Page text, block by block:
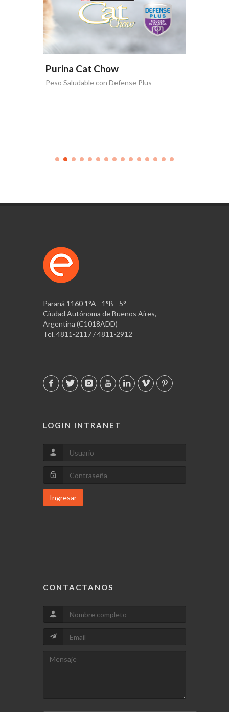
Purina Cat Chow
Peso Saludable con Defense Plus
Paraná 1160 1°A - 1°B - 5°
Ciudad Autónoma de Buenos Aires,
Argentina (C1018ADD)
Tel. 4811-2117 / 4811-2912
LOGIN INTRANET
Ingresar
CONTACTANOS